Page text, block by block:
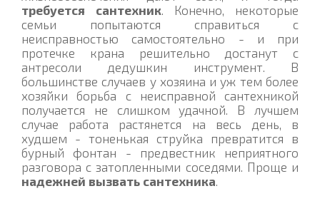
требуется сантехник. Конечно, некоторые
семьи попытаются справиться с
неисправностью самостоятельно - и при
протечке крана решительно достанут с
антресоли дедушкин инструмент. В
большинстве случаев у хозяина и уж тем более
хозяйки борьба с неисправной сантехникой
получается не слишком удачной. В лучшем
случае работа растянется на весь день, в
худшем - тоненькая струйка превратится в
бурный фонтан - предвестник неприятного
разговора с затопленными соседями. Проще и
надежней вызвать сантехника.